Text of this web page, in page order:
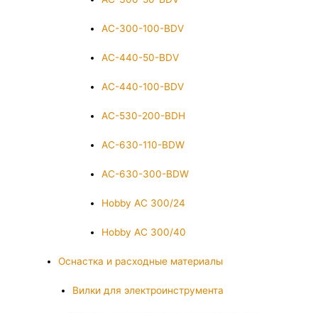
AC-300-100-BDV
AC-440-50-BDV
AC-440-100-BDV
AC-530-200-BDH
AC-630-110-BDW
AC-630-300-BDW
Hobby AC 300/24
Hobby AC 300/40
Оснастка и расходные материалы
Вилки для электроинструмента